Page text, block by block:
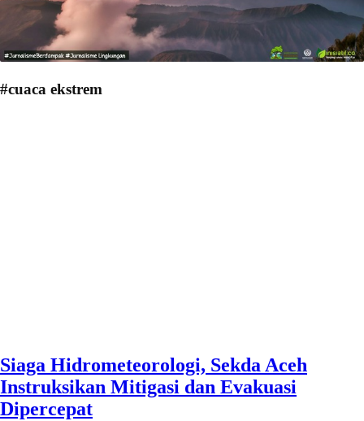
#cuaca ekstrem
Siaga Hidrometeorologi, Sekda Aceh
Instruksikan Mitigasi dan Evakuasi
Dipercepat